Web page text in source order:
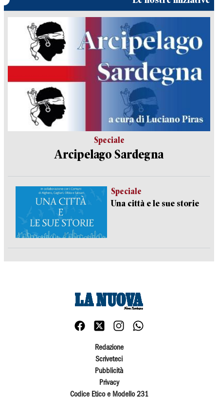
Speciale
Arcipelago Sardegna
Speciale
Una città e le sue storie
Redazione
Scriveteci
Pubblicità
Privacy
Codice Etico e Modello 231